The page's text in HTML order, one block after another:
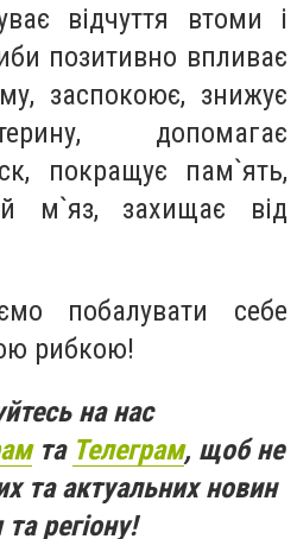
відчуття втоми і
позитивно впливає
заспокоює, знижує
допомагає
покращує пам`ять,
м`яз, захищає від
побалувати себе
рибкою!
на нас
та Телеграм, щоб не
та актуальних новин
та регіону!